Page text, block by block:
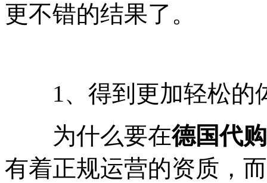
更不错的结果了。
1、得到更加轻松的
为什么要在德国代购
有着正规运营的资质，